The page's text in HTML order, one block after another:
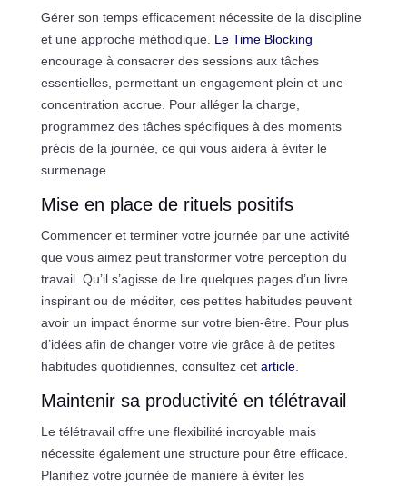
Gérer son temps efficacement nécessite de la discipline
et une approche méthodique. Le Time Blocking
encourage à consacrer des sessions aux tâches
essentielles, permettant un engagement plein et une
concentration accrue. Pour alléger la charge,
programmez des tâches spécifiques à des moments
précis de la journée, ce qui vous aidera à éviter le
surmenage.
Mise en place de rituels positifs
Commencer et terminer votre journée par une activité
que vous aimez peut transformer votre perception du
travail. Qu’il s’agisse de lire quelques pages d’un livre
inspirant ou de méditer, ces petites habitudes peuvent
avoir un impact énorme sur votre bien-être. Pour plus
d’idées afin de changer votre vie grâce à de petites
habitudes quotidiennes, consultez cet article.
Maintenir sa productivité en télétravail
Le télétravail offre une flexibilité incroyable mais
nécessite également une structure pour être efficace.
Planifiez votre journée de manière à éviter les